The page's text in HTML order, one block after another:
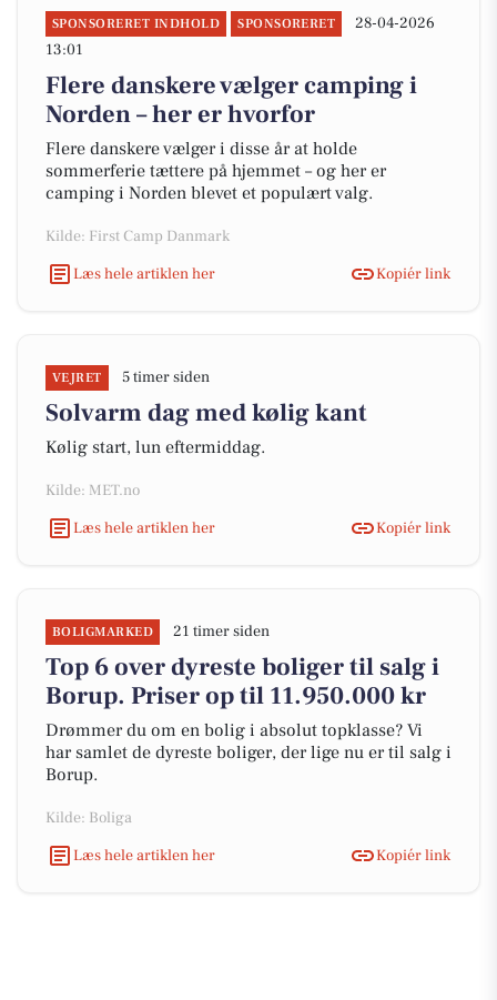
SPONSORERET INDHOLD SPONSORERET
28-04-2026
13:01
Flere danskere vælger camping i
Norden – her er hvorfor
Flere danskere vælger i disse år at holde
sommerferie tættere på hjemmet – og her er
camping i Norden blevet et populært valg.
Kilde: First Camp Danmark
Læs hele artiklen her
Kopiér link
VEJRET 5 timer siden
Solvarm dag med kølig kant
Kølig start, lun eftermiddag.
Kilde: MET.no
Læs hele artiklen her
Kopiér link
BOLIGMARKED 21 timer siden
Top 6 over dyreste boliger til salg i
Borup. Priser op til 11.950.000 kr
Drømmer du om en bolig i absolut topklasse? Vi
har samlet de dyreste boliger, der lige nu er til salg i
Borup.
Kilde: Boliga
Læs hele artiklen her
Kopiér link